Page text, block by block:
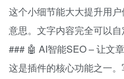
这个小细节能大大提升用
意思。文字内容完全可以
### 🤖 AI智能SEO – 让文
这是插件的核心功能之一